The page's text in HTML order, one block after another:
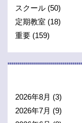
スクール (50)
定期教室 (18)
重要 (159)
2026年8月 (3)
2026年7月 (9)